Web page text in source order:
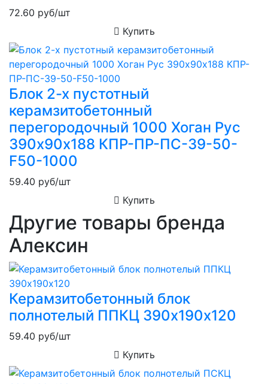
72.60 руб/шт
Купить
Блок 2-х пустотный
керамзитобетонный
перегородочный 1000 Хоган Рус
390х90х188 КПР-ПР-ПС-39-50-
F50-1000
59.40 руб/шт
Купить
Другие товары бренда
Алексин
Керамзитобетонный блок
полнотелый ППКЦ 390х190х120
59.40 руб/шт
Купить